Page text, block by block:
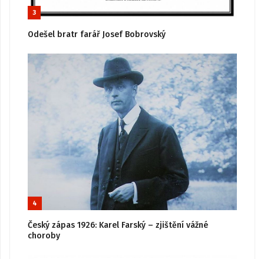
3
Odešel bratr farář Josef Bobrovský
4
Český zápas 1926: Karel Farský – zjištění vážné
choroby